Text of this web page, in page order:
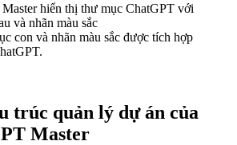
hiển thị thư mục ChatGPT với
và nhãn màu sắc
con và nhãn màu sắc được tích hợp
trúc quản lý dự án của
Master